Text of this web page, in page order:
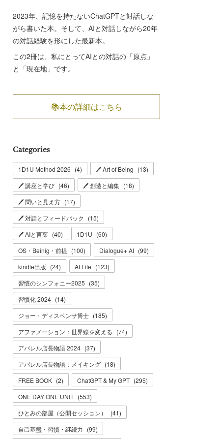
2023年、記憶を持たないChatGPTと対話しな
がら書いた本。そして、AIと対話しながら20年
の対話経験を形にした最新本。
この2冊は、私にとってAIとの対話の「原点」
と「現在地」です。
📚本の詳細はこちら
Categories
1D1U Method 2026 (4) 🖊 Art of Being (13)
🖊 講座と学び (46) 🖊 創造と編集 (18)
🖊 問いと見え方 (17)
🖊 対話とフィードバック
(15)
🖊 AIと言葉 (40) 1D1U (60)
OS・Beinig・前提 (100) Dialogue+ AI (99)
kindle出版 (24) AI Life (123)
習慣のシンフォニー2025 (35)
習慣化 2024 (14)
ジョー・ディスペンサ博士 (185)
アファメーション：世界線を変える (74)
アパレル店長物語 2024 (37)
アパレル店長物語：メイキング (18)
FREE BOOK (2) ChatGPT & My GPT (295)
ONE DAY ONE UNIT (553)
ひとみの部屋（公開セッション）
(41)
自己基盤・習慣・継続力 (99)